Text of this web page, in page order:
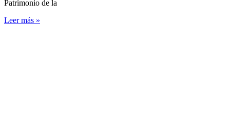
Patrimonio de la
Leer más »